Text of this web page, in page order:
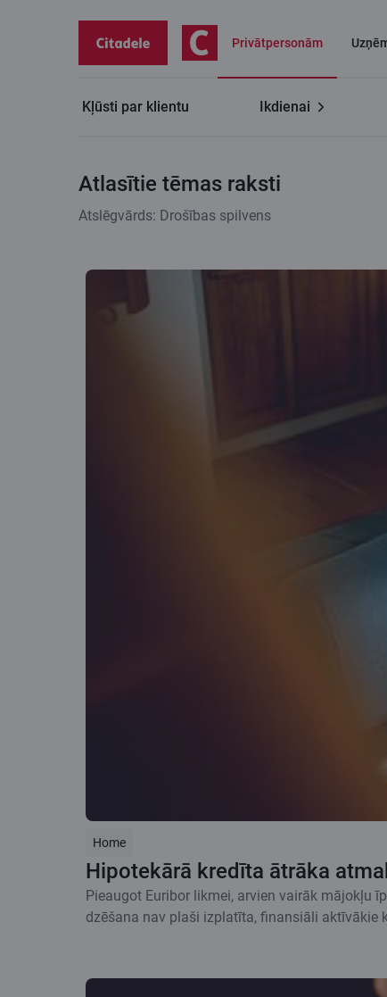
Privātpersonām
Kļūsti par klientu Ikdienai
Atlasītie tēmas raksti
Atslēgvārds: Drošības spilvens
Home
Hipotekārā kredīta ātrāka
Pieaugot Euribor likmei, arvien vairāk mājokļu
dzēšana nav plaši izplatīta, finansiāli aktīvākie